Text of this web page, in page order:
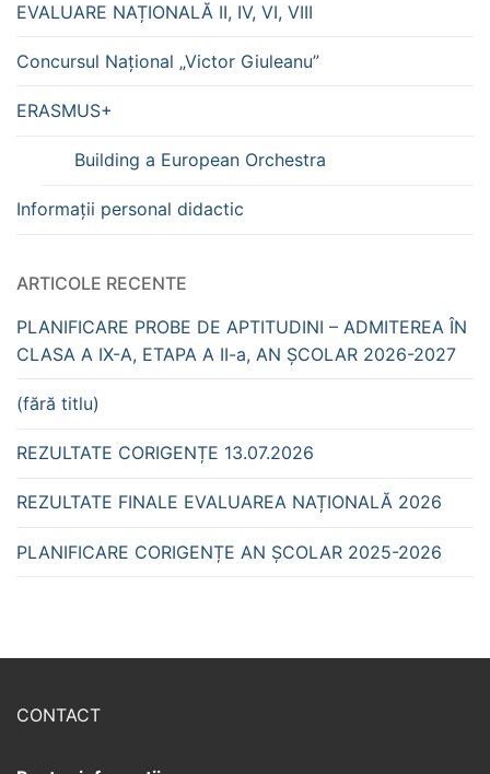
EVALUARE NAȚIONALĂ II, IV, VI, VIII
Concursul Național „Victor Giuleanu”
ERASMUS+
Building a European Orchestra
Informații personal didactic
ARTICOLE RECENTE
PLANIFICARE PROBE DE APTITUDINI – ADMITEREA ÎN
CLASA A IX-A, ETAPA A II-a, AN ȘCOLAR 2026-2027
(fără titlu)
REZULTATE CORIGENȚE 13.07.2026
REZULTATE FINALE EVALUAREA NAȚIONALĂ 2026
PLANIFICARE CORIGENȚE AN ȘCOLAR 2025-2026
CONTACT